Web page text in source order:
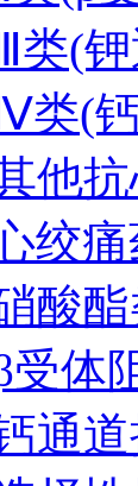
类(
类(
他
绞痛
酸
受体
通